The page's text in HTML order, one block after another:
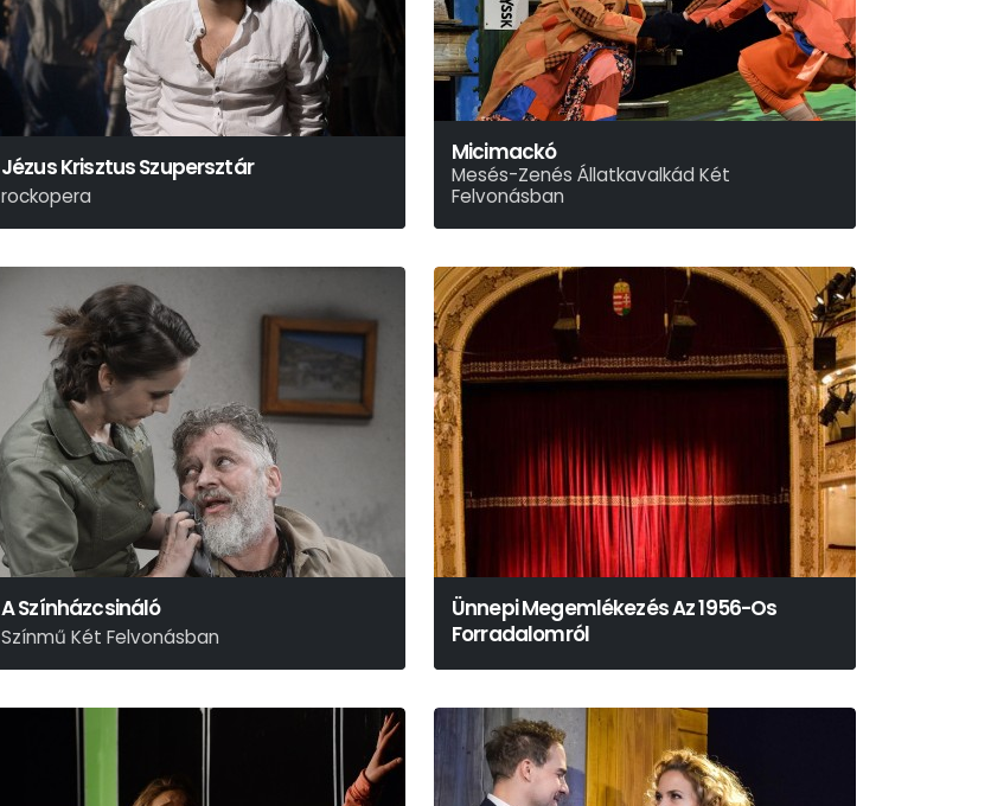
Jézus Krisztus Szupersztár
rockopera
Andrew Lloyd Webber – Tim Rice
Micimackó
Mesés-Zenés Állatkavalkád Két
Felvonásban
Alan Alexander Milne
A Színházcsináló
Színmű Két Felvonásban
Thomas Bernhard
Ünnepi Megemlékezés Az 1956-Os
Forradalomról